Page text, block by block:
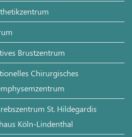
Brustzentrum
Chirurgisches
St. Hildegardis
Köln-Lindenthal